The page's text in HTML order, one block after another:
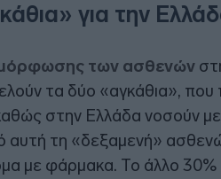
για την
των ασθενών
τα δύο «αγκάθια», που
στην Ελλάδα νοσούν
τη «δεξαμενή»
με φάρμακα. Το άλλο